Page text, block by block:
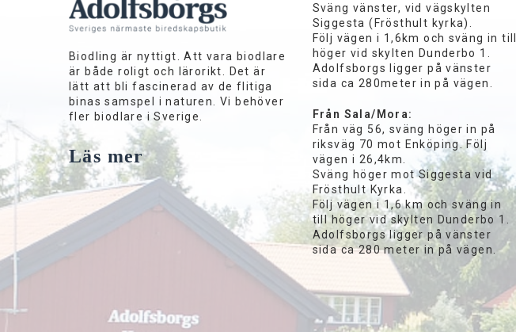
Biodling är nyttigt. Att vara biodlare
är både roligt och lärorikt. Det är
lätt att bli fascinerad av de flitiga
binas samspel i naturen. Vi behöver
fler biodlare i Sverige.
Läs mer
Sväng vänster, vid vägskylten
Siggesta (Frösthult kyrka).
Följ vägen i 1,6km och sväng in till
höger vid skylten Dunderbo 1.
Adolfsborgs ligger på vänster
sida ca 280meter in på vägen.
Från Sala/Mora:
Från väg 56, sväng höger in på
riksväg 70 mot Enköping. Följ
vägen i 26,4km.
Sväng höger mot Siggesta vid
Frösthult Kyrka.
Följ vägen i 1,6 km och sväng in
till höger vid skylten Dunderbo 1.
Adolfsborgs ligger på vänster
sida ca 280 meter in på vägen.